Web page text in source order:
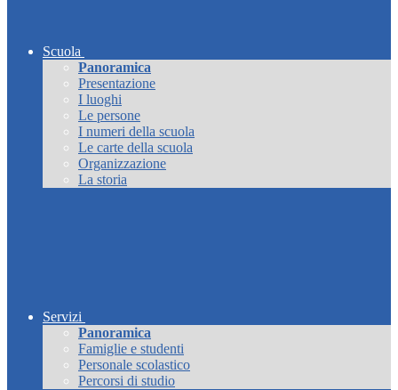
Scuola
Panoramica
Presentazione
I luoghi
Le persone
I numeri della scuola
Le carte della scuola
Organizzazione
La storia
Servizi
Panoramica
Famiglie e studenti
Personale scolastico
Percorsi di studio